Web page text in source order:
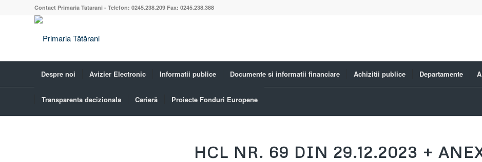
Contact Primaria Tatarani - Telefon: 0245.238.209 Fax: 0245.238.388
Despre noi Avizier Electronic Informatii publice Documente si informatii financiare Achizitii publice Departamente
Transparenta decizionala Carieră Proiecte Fonduri Europene
Blog - Ultimele știri
HCL NR. 69 DIN 29.12.2023 +